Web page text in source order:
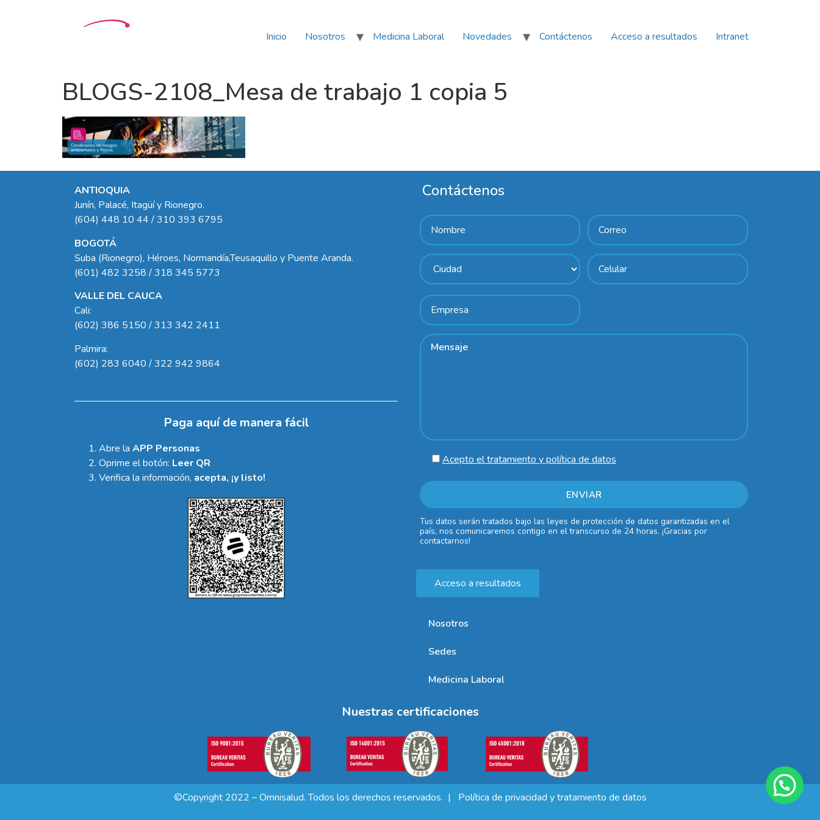
Inicio Nosotros Medicina Laboral Novedades Contáctenos Acceso a resultados Intranet
BLOGS-2108_Mesa de trabajo 1 copia 5
ANTIOQUIA
Junín, Palacé, Itagüí y Rionegro.
(604) 448 10 44 / 310 393 6795
BOGOTÁ
Suba (Rionegro), Héroes, Normandía,Teusaquillo y Puente Aranda.
(601) 482 3258 / 318 345 5773
VALLE DEL CAUCA
Cali:
(602) 386 5150 / 313 342 2411
Palmira:
(602) 283 6040 / 322 942 9864
Paga aquí de manera fácil
Abre la APP Personas
Oprime el botón: Leer QR
Verifica la información, acepta, ¡y listo!
Contáctenos
Acepto el tratamiento y política de datos
Tus datos serán tratados bajo las leyes de protección de datos garantizadas en el
país, nos comunicaremos contigo en el transcurso de 24 horas. ¡Gracias por
contactarnos!
Acceso a resultados
Nosotros
Sedes
Medicina Laboral
Nuestras certificaciones
©Copyright 2022 – Omnisalud. Todos los derechos reservados. | Política de privacidad y tratamiento de datos